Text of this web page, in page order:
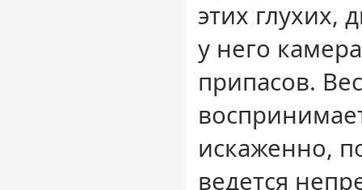
этих глухих,
у него
припасов.
искаженно,
ведется